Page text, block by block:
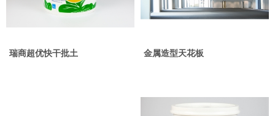
瑞商超优快干批土 金属造型天花板